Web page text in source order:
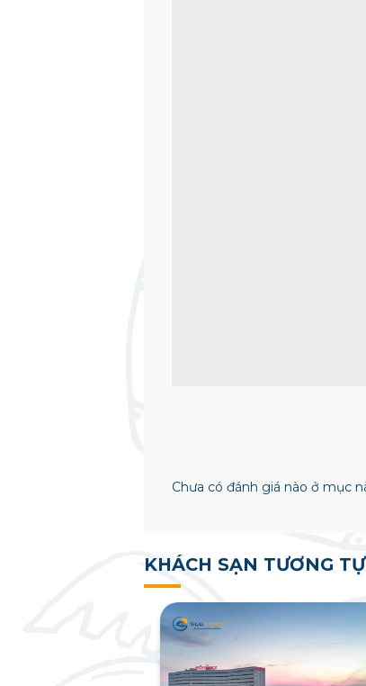
Chưa có đánh giá nào ở mục
KHÁCH SẠN TƯƠNG